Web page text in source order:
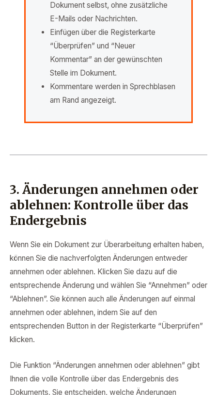
Dokument selbst, ohne zusätzliche
E-Mails oder Nachrichten.
Einfügen über die Registerkarte
“Überprüfen” und “Neuer
Kommentar” an der gewünschten
Stelle im Dokument.
Kommentare werden in Sprechblasen
am Rand angezeigt.
3. Änderungen annehmen oder
ablehnen: Kontrolle über das
Endergebnis
Wenn Sie ein Dokument zur Überarbeitung erhalten haben,
können Sie die nachverfolgten Änderungen entweder
annehmen oder ablehnen. Klicken Sie dazu auf die
entsprechende Änderung und wählen Sie “Annehmen” oder
“Ablehnen”. Sie können auch alle Änderungen auf einmal
annehmen oder ablehnen, indem Sie auf den
entsprechenden Button in der Registerkarte “Überprüfen”
klicken.
Die Funktion “Änderungen annehmen oder ablehnen” gibt
Ihnen die volle Kontrolle über das Endergebnis des
Dokuments. Sie entscheiden, welche Änderungen